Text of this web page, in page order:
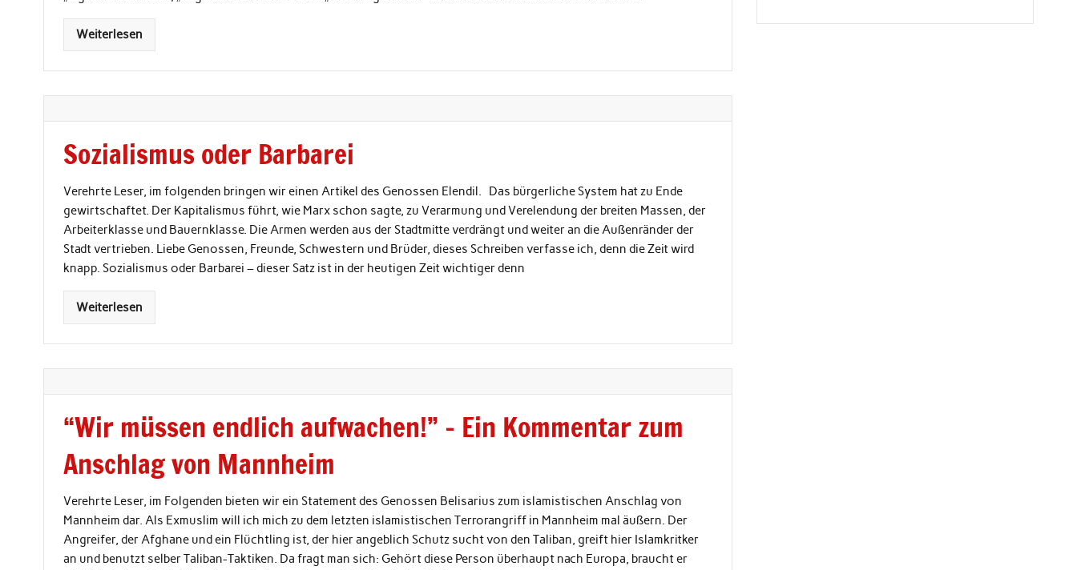
Weiterlesen
Sozialismus oder Barbarei
Verehrte Leser, im folgenden bringen wir einen Artikel des Genossen Elendil. Das bürgerliche System hat zu Ende
gewirtschaftet. Der Kapitalismus führt, wie Marx schon sagte, zu Verarmung und Verelendung der breiten Massen, der
Arbeiterklasse und Bauernklasse. Die Armen werden aus der Stadtmitte verdrängt und weiter an die Außenränder der
Stadt vertrieben. Liebe Genossen, Freunde, Schwestern und Brüder, dieses Schreiben verfasse ich, denn die Zeit wird
knapp. Sozialismus oder Barbarei – dieser Satz ist in der heutigen Zeit wichtiger denn
Weiterlesen
“Wir müssen endlich aufwachen!” – Ein Kommentar zum
Anschlag von Mannheim
Verehrte Leser, im Folgenden bieten wir ein Statement des Genossen Belisarius zum islamistischen Anschlag von
Mannheim dar. Als Exmuslim will ich mich zu dem letzten islamistischen Terrorangriff in Mannheim mal äußern. Der
Angreifer, der Afghane und ein Flüchtling ist, der hier angeblich Schutz sucht von den Taliban, greift hier Islamkritker
an und benutzt selber Taliban-Taktiken. Da fragt man sich: Gehört diese Person überhaupt nach Europa, braucht er